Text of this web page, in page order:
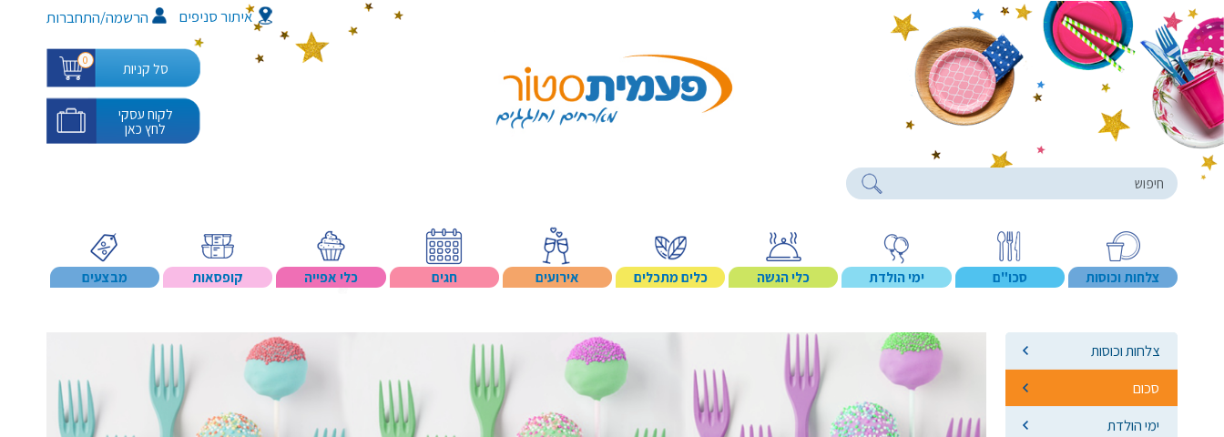
איתור סניפים הרשמה/התחברות
סל קניות 0
לקוח עסקי
לחץ כאן
Search products
צלחות וכוסות סכו"ם ימי הולדת כלי הגשה כלים מתכלים אירועים חגים כלי אפייה קופסאות מבצעים
צלחות וכוסות
סכום
ימי הולדת